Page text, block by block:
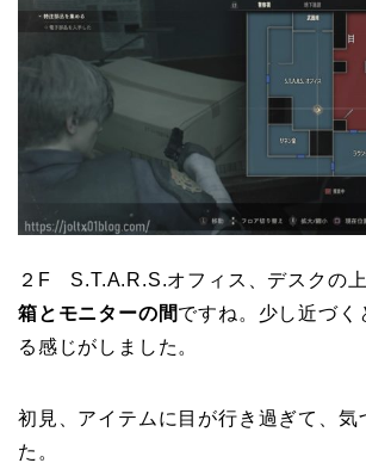
２F S.T.A.R.S.オフィス、デスクの
箱とモニターの間ですね。少し近づく
る感じがしました。
初見、アイテムに目が行き過ぎて、気
た。